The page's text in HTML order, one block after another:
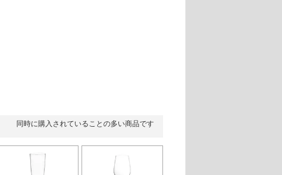
同時に購入されていることの多い商品です